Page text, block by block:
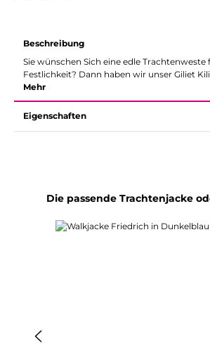
Beschreibung
Sie wünschen Sich eine edle Trachtenweste
Festlichkeit? Dann haben wir unser Giliet
Mehr
Eigenschaften
Produktgalerie überspringen
Die passende Trachtenjacke